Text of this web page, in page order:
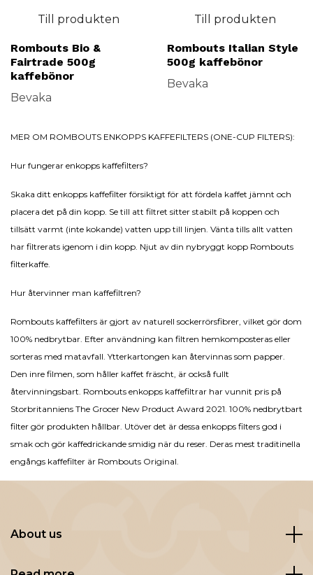
Till produkten
Rombouts Bio &
Fairtrade 500g
kaffebönor
Bevaka
Till produkten
Rombouts Italian Style
500g kaffebönor
Bevaka
MER OM ROMBOUTS ENKOPPS KAFFEFILTERS (ONE-CUP FILTERS):
Hur fungerar enkopps kaffefilters?
Skaka ditt enkopps kaffefilter försiktigt för att fördela kaffet jämnt och
placera det på din kopp. Se till att filtret sitter stabilt på koppen och
tillsätt varmt (inte kokande) vatten upp till linjen. Vänta tills allt vatten
har filtrerats igenom i din kopp. Njut av din nybryggt kopp Rombouts
filterkaffe.
Hur återvinner man kaffefiltren?
Rombouts kaffefilters är gjort av naturell sockerrörsfibrer, vilket gör dom
100% nedbrytbar. Efter användning kan filtren hemkomposteras eller
sorteras med matavfall. Ytterkartongen kan återvinnas som papper.
Den inre filmen, som håller kaffet fräscht, är också fullt
återvinningsbart. Rombouts enkopps kaffefiltrar har vunnit pris på
Storbritanniens The Grocer New Product Award 2021. 100% nedbrytbart
filter gör produkten hållbar. Utöver det är dessa enkopps filters god i
smak och gör kaffedrickande smidig när du reser. Deras mest traditinella
engångs kaffefilter är Rombouts Original.
About us